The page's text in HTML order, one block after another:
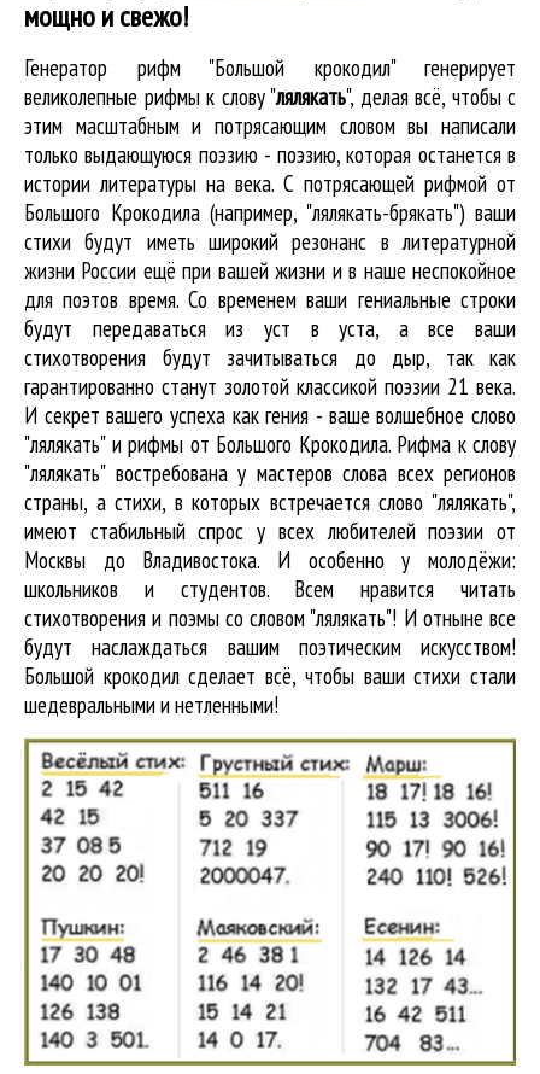
мощно и свежо!
Генератор рифм "Большой крокодил" генерирует
великолепные рифмы к слову "лялякать", делая всё, чтобы с
этим масштабным и потрясающим словом вы написали
только выдающуюся поэзию - поэзию, которая останется в
истории литературы на века. С потрясающей рифмой от
Большого Крокодила (например, "лялякать-брякать") ваши
стихи будут иметь широкий резонанс в литературной
жизни России ещё при вашей жизни и в наше неспокойное
для поэтов время. Со временем ваши гениальные строки
будут передаваться из уст в уста, а все ваши
стихотворения будут зачитываться до дыр, так как
гарантированно станут золотой классикой поэзии 21 века.
И секрет вашего успеха как гения - ваше волшебное слово
"лялякать" и рифмы от Большого Крокодила. Рифма к слову
"лялякать" востребована у мастеров слова всех регионов
страны, а стихи, в которых встречаетсяслово "лялякать",
имеют стабильный спрос у всех любителей поэзии от
Москвы до Владивостока. И особенно у молодёжи:
школьников и студентов. Всем нравится читать
стихотворения и поэмы со словом "лялякать"! И отныне все
будут наслаждаться вашим поэтическим искусством!
Большой крокодил cделает всё, чтобы ваши стихи стали
шедевральными и нетленными!